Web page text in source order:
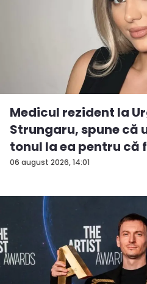
06 august 2026, 14:01
Medicul rezident la
Strungaru, spune că
tonul la ea pentru că
a...